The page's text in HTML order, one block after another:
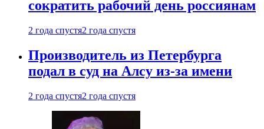
сократить рабочий день россиянам
2 года спустя2 года спустя
Производитель из Петербурга
подал в суд на Алсу из-за имени
2 года спустя2 года спустя